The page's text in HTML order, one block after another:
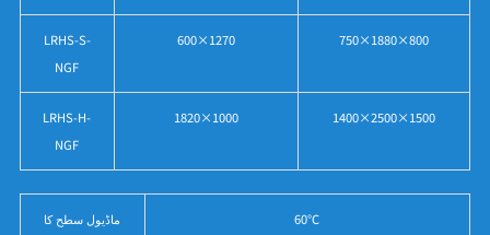
LRHS-S-
NGF
600×1270 750×1880×800
LRHS-H-
NGF
1820×1000 1400×2500×1500
ماڈیول سطح کا
60℃